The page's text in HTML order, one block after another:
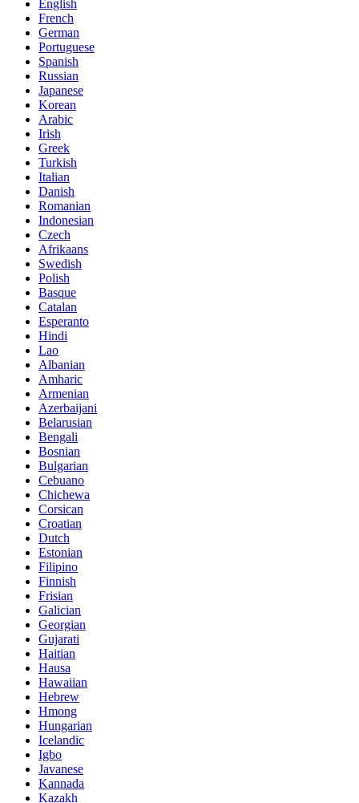
English
French
German
Portuguese
Spanish
Russian
Japanese
Korean
Arabic
Irish
Greek
Turkish
Italian
Danish
Romanian
Indonesian
Czech
Afrikaans
Swedish
Polish
Basque
Catalan
Esperanto
Hindi
Lao
Albanian
Amharic
Armenian
Azerbaijani
Belarusian
Bengali
Bosnian
Bulgarian
Cebuano
Chichewa
Corsican
Croatian
Dutch
Estonian
Filipino
Finnish
Frisian
Galician
Georgian
Gujarati
Haitian
Hausa
Hawaiian
Hebrew
Hmong
Hungarian
Icelandic
Igbo
Javanese
Kannada
Kazakh